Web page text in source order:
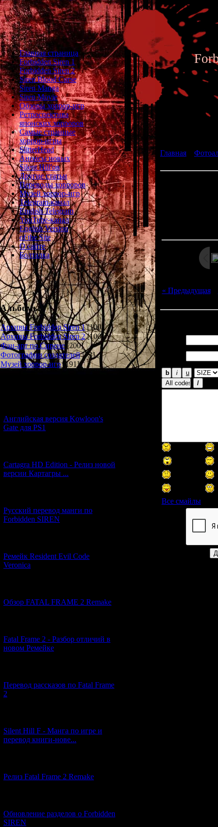
Главная страница
Forbidden Siren 1
Forbidden Siren 2
Siren Blood Curse
Siren Manga
Siren Movie
Обзоры хоррор-игр
Ретроспектива
японских хорроров
Самые странные
хоррор-игры
SlitterHead
Анонсы новых
Silent Hill'ов
Другие статьи
Переводы хорроров
Музей хоррор-игр
Telegram-канал
English Telegram
YouTube-канал
English Version
of the Site
О сайте
Болталка
Альбомы
Архивы Forbidden Siren 1 [100]
Архивы Forbidden Siren 2 [100]
Фан-арт по Сирене [200]
Фотографии создателей [73]
Музей хоррор-игр
[191]
Английская версия Kowloon's
Gate для PS1
Cartagra HD Edition - Релиз новой
версии Картагры ...
Русский перевод манги по
Forbidden SIREN
Ремейк Resident Evil Code
Veronica
Обзор FATAL FRAME 2 Remake
Fatal Frame 2 - Разбор отличий в
новом Ремейке
Перевод рассказов по Fatal Frame
2
Silent Hill F - Манга по игре и
перевод книги-нове...
Релиз Fatal Frame 2 Remake
Обновление разделов о Forbidden
SIREN
Главная
« Предыдущая|
Все смайлы